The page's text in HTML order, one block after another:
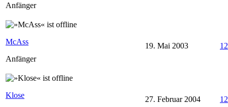
Anfänger
McAss
Anfänger
19. Mai 2003 12
Klose 27. Februar 2004 12